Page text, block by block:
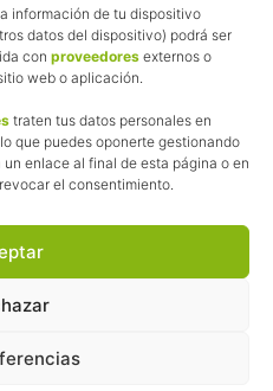
información de tu dispositivo
datos del dispositivo) podrá ser
con proveedores externos o
web o aplicación.
traten tus datos personales en
que puedes oponerte gestionando
enlace al final de esta página o en
el consentimiento.
programas de afiliación.
pongo enlaces a tiendas
que realizas, me llevo
más dinero.
manteniendo esta web,
marchas para después
y tiendas que he probado